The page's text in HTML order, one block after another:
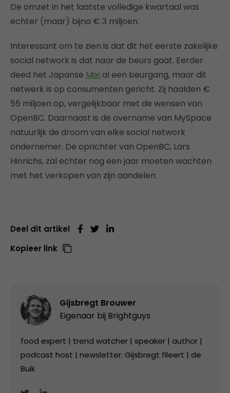
De omzet in het laatste volledige kwartaal was
echter (maar) bijna € 3 miljoen.
Interessant om te zien is dat dit het eerste zakelijke
social network is dat naar de beurs gaat. Eerder
deed het Japanse Mixi al een beurgang, maar dit
netwerk is op consumenten gericht. Zij haalden €
55 miljoen op, vergelijkbaar met de wensen van
OpenBC. Daarnaast is de overname van MySpace
natuurlijk de droom van elke social network
ondernemer. De oprichter van OpenBC, Lars
Hinrichs, zal echter nog een jaar moeten wachten
met het verkopen van zijn aandelen.
Deel dit artikel
Kopieer link
Gijsbregt Brouwer
Eigenaar bij Brightguys
food expert | trend watcher | speaker | author |
podcast host | newsletter: Gijsbregt fileert | de
Buik